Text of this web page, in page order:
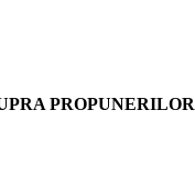
PROPUNERILOR